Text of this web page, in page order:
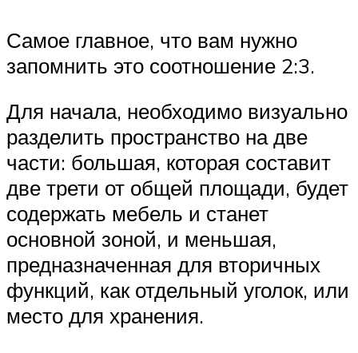
Самое главное, что вам нужно
запомнить это соотношение 2:3.
Для начала, необходимо визуально
разделить пространство на две
части: большая, которая составит
две трети от общей площади, будет
содержать мебель и станет
основной зоной, и меньшая,
предназначенная для вторичных
функций, как отдельный уголок, или
место для хранения.